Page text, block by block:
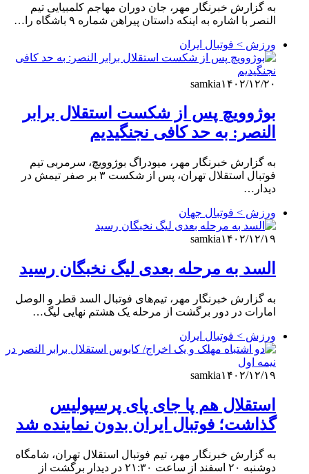
به گزارش خبرنگار مهر، جان دوران مهاجم کلمبیایی تیم
النصر با اشاره به اینکه داستان پیراهن شماره ۹ باشگاه را…
ورزش > فوتبال ایران
samkia۱۴۰۲/۱۲/۲۰
بوژوویچ پس از شکست استقلال برابر
النصر: به حد کافی نجنگیدیم
به گزارش خبرنگار مهر، میودراگ بوژوویچ، سرمربی تیم
فوتبال استقلال تهران، پس از شکست ۳ بر صفر تیمش در
دیدار…
ورزش > فوتبال جهان
samkia۱۴۰۲/۱۲/۱۹
السد به مرحله بعدی لیگ نخبگان رسید
به گزارش خبرنگار مهر، تیم‌های فوتبال السد قطر و الوصل
امارات در دور برگشت از مرحله یک هشتم نهایی لیگ…
ورزش > فوتبال ایران
samkia۱۴۰۲/۱۲/۱۹
استقلال هم پا جای پای پرسپولیس
گذاشت؛ فوتبال ایران بدون نماینده شد
به گزارش خبرنگار مهر، تیم فوتبال استقلال تهران، شامگاه
دوشنبه ۲۰ اسفند از ساعت ۲۱:۳۰ در دیدار برگشت از